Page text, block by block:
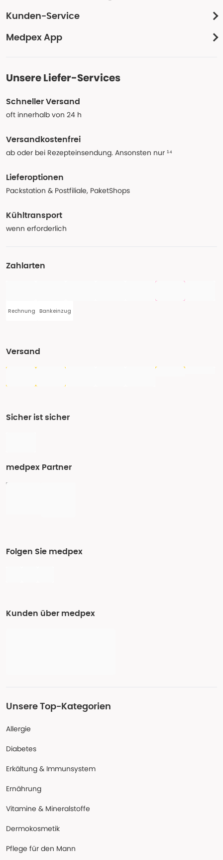
Kunden-Service
Medpex App
Unsere Liefer-Services
Schneller Versand
oft innerhalb von 24 h
Versandkostenfrei
ab oder bei Rezepteinsendung. Ansonsten nur ¹⁴
Lieferoptionen
Packstation & Postfiliale, PaketShops
Kühltransport
wenn erforderlich
Zahlarten
Rechnung Bankeinzug
Versand
Sicher ist sicher
medpex Partner
Folgen Sie medpex
Kunden über medpex
Unsere Top-Kategorien
Allergie
Diabetes
Erkältung & Immunsystem
Ernährung
Vitamine & Mineralstoffe
Dermokosmetik
Pflege für den Mann